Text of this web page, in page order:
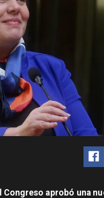
Congreso aprobó una